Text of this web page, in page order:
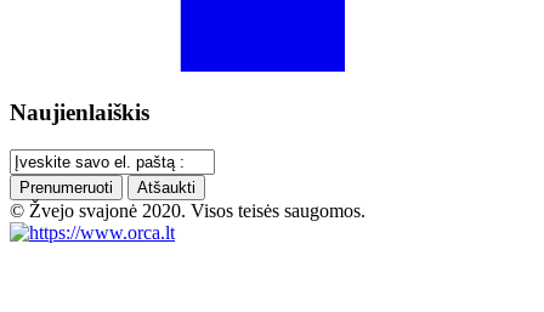
Naujienlaiškis
Prenumeruoti Atšaukti
© Žvejo svajonė 2020. Visos teisės saugomos.